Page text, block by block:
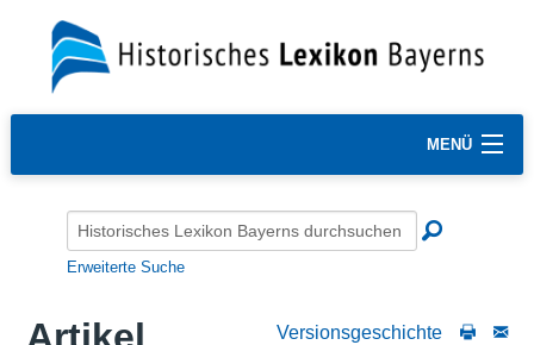
MENÜ
Erweiterte Suche
Versionsgeschichte